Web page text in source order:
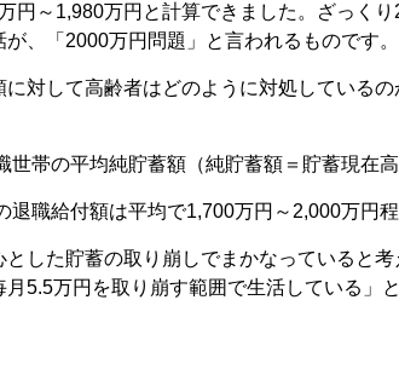
円～1,980万円と計算できました。ざっく
、「2000万円問題」と言われるものです。
に対して高齢者はどのように対処している
世帯の平均純貯蓄額（純貯蓄額＝貯蓄現在
退職給付額は平均で1,700万円～2,000万円
した貯蓄の取り崩しでまかなっていると
月5.5万円を取り崩す範囲で生活している」